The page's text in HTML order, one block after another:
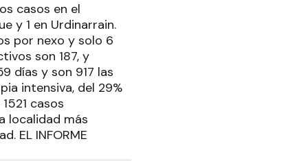
casos en el
y 1 en Urdinarrain.
por nexo y solo 6
son 187, y
días y son 917 las
intensiva, del 29%
casos
localidad más
EL INFORME